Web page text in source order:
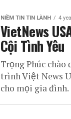
NIỀM TIN TIN LÀNH 4
VietNews
Cội Tình Yêu
Trọng Phúc
trình Việt News
cho mọi gia đình.